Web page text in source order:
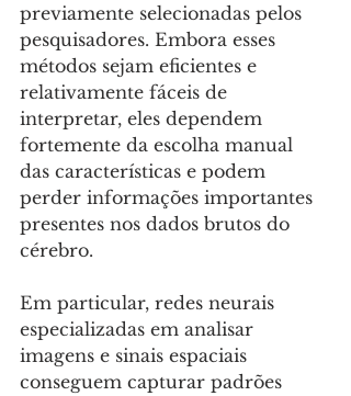
previamente selecionadas pelos
pesquisadores. Embora esses
métodos sejam eficientes e
relativamente fáceis de
interpretar, eles dependem
fortemente da escolha manual
das características e podem
perder informações importantes
presentes nos dados brutos do
cérebro.
Em particular, redes neurais
especializadas em analisar
imagens e sinais espaciais
conseguem capturar padrões